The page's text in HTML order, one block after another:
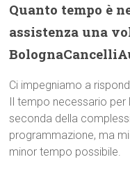
Quanto tempo è
assistenza una
Ci impegniamo a
Il tempo necessario per
seconda della
programmazione, ma
minor tempo possibile.